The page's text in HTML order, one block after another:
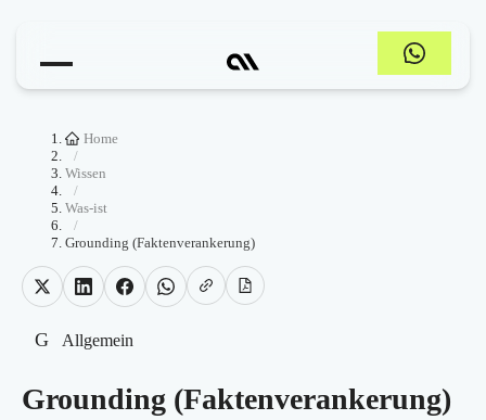
Home
/
Wissen
/
Was-ist
/
Grounding (Faktenverankerung)
G Allgemein
Grounding (Faktenverankerung)